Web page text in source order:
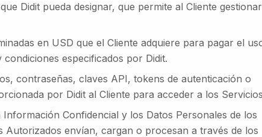
Didit pueda designar, que permite al Cliente gestionar
en USD que el Cliente adquiere para pagar el
especificados por Didit.
contraseñas, claves API, tokens de autenticación o
por Didit al Cliente para acceder a los
Confidencial y los Datos Personales de los
Autorizados envían, cargan o procesan a través de los